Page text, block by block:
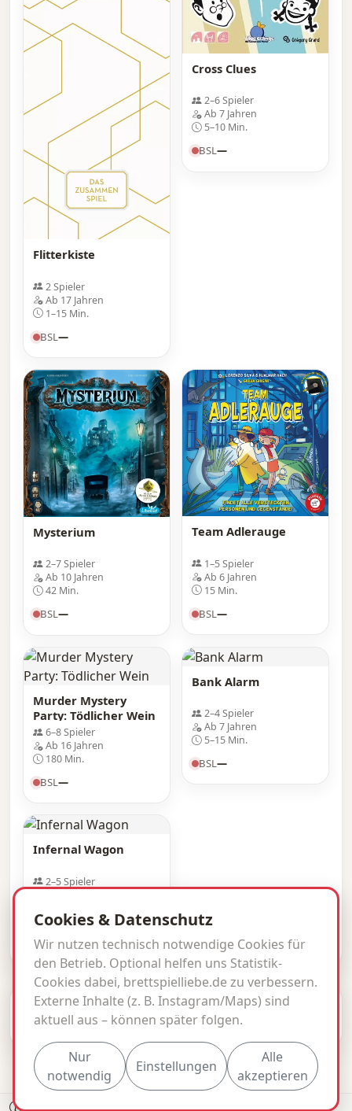
Flitterkiste
2 Spieler
Ab 17 Jahren
1–15 Min.
BSL—
Cross Clues
2–6 Spieler
Ab 7 Jahren
5–10 Min.
BSL—
Mysterium
2–7 Spieler
Ab 10 Jahren
42 Min.
BSL—
Team Adlerauge
1–5 Spieler
Ab 6 Jahren
15 Min.
BSL—
Murder Mystery
Party: Tödlicher Wein
6–8 Spieler
Ab 16 Jahren
180 Min.
BSL—
Bank Alarm
2–4 Spieler
Ab 7 Jahren
5–15 Min.
BSL—
Infernal Wagon
2–5 Spieler
© 2026 brettspielliebe.de · BSL inside.
ImpressumDatenschutzKontakt
Daten & Metadaten
Cookies & Datenschutz
Wir nutzen technisch notwendige Cookies für
den Betrieb. Optional helfen uns Statistik-
Cookies dabei, brettspielliebe.de zu verbessern.
Externe Inhalte (z. B. Instagram/Maps) sind
aktuell aus – können später folgen.
Nur
notwendig
Einstellungen
Alle
akzeptieren